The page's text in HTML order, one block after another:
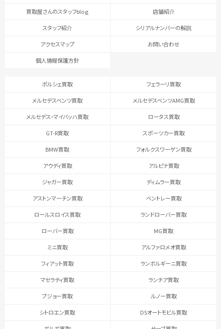
買取屋さんのスタッフblog 店舗紹介
スタッフ紹介 シリアルナンバーの解説
アクセスマップ お問い合わせ
個人情報保護方針
ポルシェ買取 フェラーリ買取
メルセデスベンツ買取 メルセデスベンツAMG買取
メルセデス・マイバッハ買取 ロータス買取
GT-R買取 スポーツカー買取
BMW買取 フォルクスワーゲン買取
アウディ買取 アルピナ買取
ジャガー買取 ディムラー買取
アストンマーチン買取 ベントレー買取
ロールスロイス買取 ランドローバー買取
ローバー買取 MG買取
ミニ買取 アルファロメオ買取
フィアット買取 ランボルギーニ買取
マセラティ買取 ランチア買取
プジョー買取 ルノー買取
シトロエン買取 DSオートモビル買取